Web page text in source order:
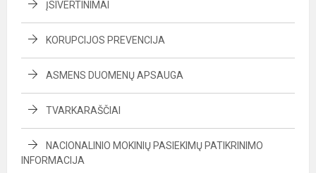
ĮSIVERTINIMAI
KORUPCIJOS PREVENCIJA
ASMENS DUOMENŲ APSAUGA
TVARKARAŠČIAI
NACIONALINIO MOKINIŲ PASIEKIMŲ PATIKRINIMO
INFORMACIJA